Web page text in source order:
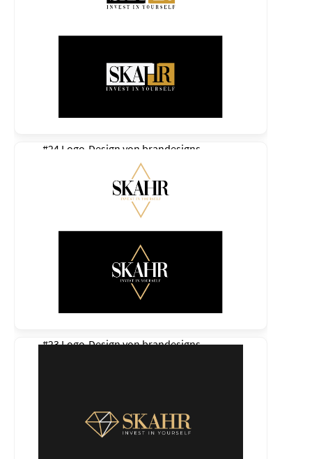
#24 Logo-Design von brandesigns
#23 Logo-Design vonbrandesigns